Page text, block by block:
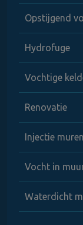
Opstijgend
Hydrofuge
Vochtige
Renovatie
Injectie muren
Vocht in
Waterdicht